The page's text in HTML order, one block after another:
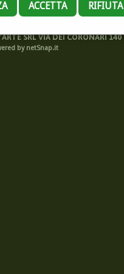
ACCETTA
SRL VIA DEI CORONARI
by netSnap.it